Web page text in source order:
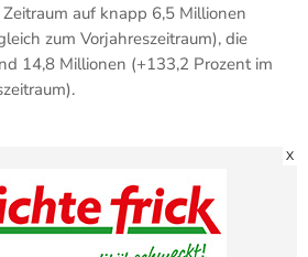
auf knapp 6,5 Millionen
zum Vorjahreszeitraum), die
14,8 Millionen (+133,2 Prozent im
X